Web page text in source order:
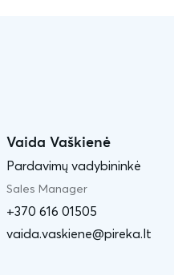
Vaida Vaškienė
Pardavimų vadybininkė
Sales Manager
+370 616 01505
vaida.vaskiene@pireka.lt